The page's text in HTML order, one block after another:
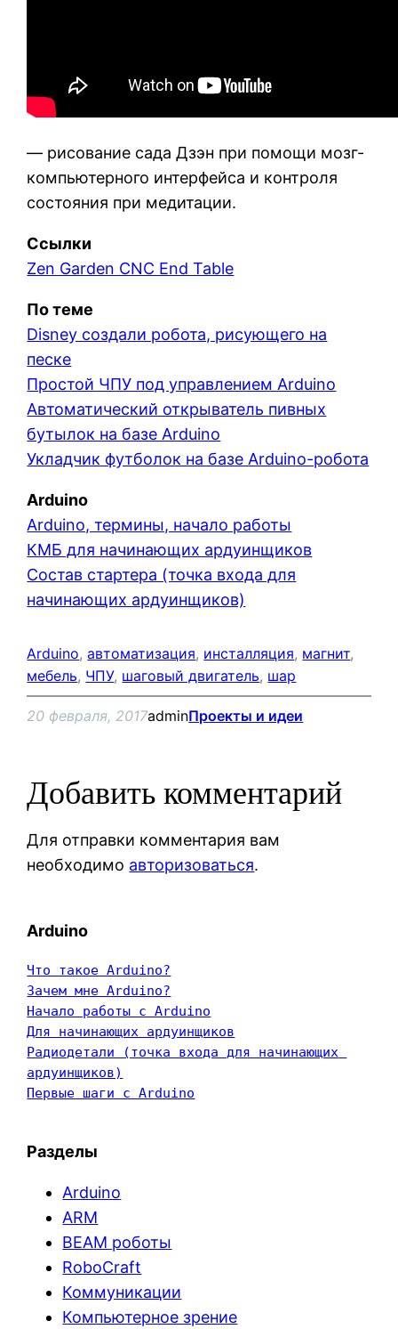
— рисование сада Дзэн при помощи мозг-
компьютерного интерфейса и контроля
состояния при медитации.
Ссылки
Zen Garden CNC End Table
По теме
Disney создали робота, рисующего на
песке
Простой ЧПУ под управлением Arduino
Автоматический открыватель пивных
бутылок на базе Arduino
Укладчик футболок на базе Arduino-робота
Arduino
Arduino, термины, начало работы
КМБ для начинающих ардуинщиков
Состав стартера (точка входа для
начинающих ардуинщиков)
Arduino, автоматизация, инсталляция, магнит
мебель, ЧПУ, шаговый двигатель, шар
20 февраля, 2017adminПроекты и идеи
Добавить комментарий
Для отправки комментария вам
необходимо авторизоваться.
Arduino
Что такое Arduino?
Зачем мне Arduino?
Начало работы с Arduino
Для начинающих ардуинщиков
Радиодетали (точка входа для начинающих
ардуинщиков)
Первые шаги с Arduino
Разделы
Arduino
ARM
BEAM роботы
RoboCraft
Коммуникации
Компьютерное зрение